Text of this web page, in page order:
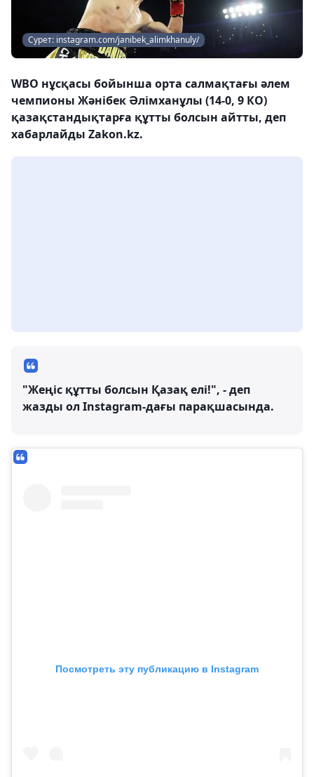
Сурет: instagram.com/janibek_alimkhanuly/
WBO нұсқасы бойынша орта салмақтағы әлем
чемпионы Жәнібек Әлімханұлы (14-0, 9 КО)
қазақстандықтарға құтты болсын айтты, деп
хабарлайды Zakon.kz.
"Жеңіс құтты болсын Қазақ елі!", - деп
жазды ол Instagram-дағы парақшасында.
Посмотреть эту публикацию в Instagram